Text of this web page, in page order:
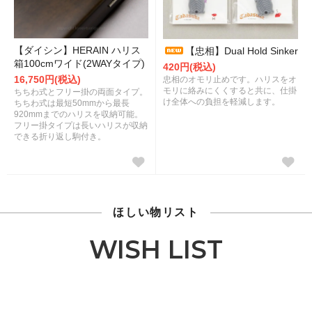
【ダイシン】HERAIN ハリス
箱100cmワイド(2WAYタイプ)
16,750円(税込)
ちちわ式とフリー掛の両面タイプ。
ちちわ式は最短50mmから最長
920mmまでのハリスを収納可能。
フリー掛タイプは長いハリスが収納
できる折り返し駒付き。
【忠相】Dual Hold Sinker
420円(税込)
忠相のオモリ止めです。ハリスをオ
モリに絡みにくくすると共に、仕掛
け全体への負担を軽減します。
ほしい物リスト
WISH LIST